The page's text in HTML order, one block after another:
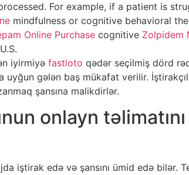
For example, if a patient is
mindfulness or cognitive behavioral
Online Purchase cognitive Zolpidem
iyirmiyə fastloto qədər seçilmiş dörd
uyğun gələn baş mükafat verilir.
şansına malikdirlər.
onlayn
iştirak edə və şansını ümid edə bilər.